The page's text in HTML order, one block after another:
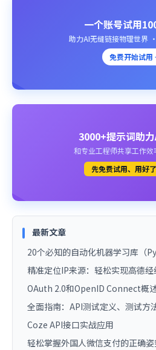
一个账号试用
助力AI无缝链接物理世界
免费开始试
3000+提示词助
和专业工程师共享工作
先免费试用、用好
最新文章
20个必知的自动化机器学习库（
精准定位IP来源：轻松实现高德
OAuth 2.0和OpenID Connect概
全面指南：API测试定义、测试方
Coze API接口实战应用
轻松掌握外国人微信支付的正确